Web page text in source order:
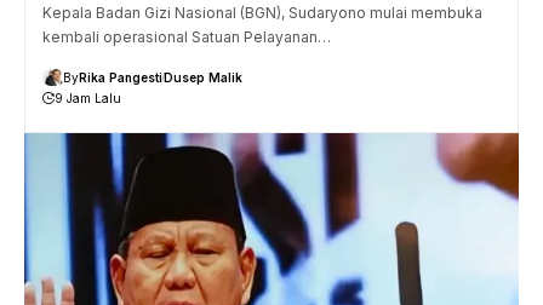
Kepala Badan Gizi Nasional (BGN), Sudaryono mulai membuka
kembali operasional Satuan Pelayanan…
ByRika PangestiDusep Malik
9 Jam Lalu